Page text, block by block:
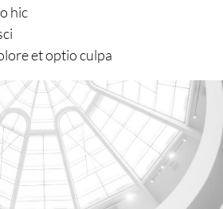
hic
et optio culpa